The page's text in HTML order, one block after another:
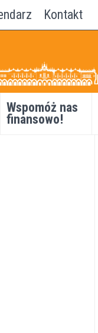
Kontakt
Wspomóż nas
finansowo!